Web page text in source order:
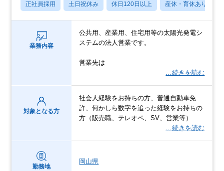
正社員採用 土日祝休み 休日120日以上 産休・育休あり
業務内容
公共用、産業用、住宅用等の太陽光発電シ
ステムの法人営業です。
営業先は
…続きを読む
対象となる方
社会人経験をお持ちの方、普通自動車免
許、何かしら数字を追った経験をお持ちの
方（販売職、テレオペ、SV、営業等）
…続きを読む
勤務地
岡山県